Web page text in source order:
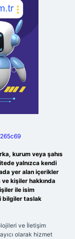
kurum veya şahıs
yalnızca kendi
yer alan içerikler
kişiler hakkında
ile isim
bilgiler taslak
ve İletişim
olarak hizmet